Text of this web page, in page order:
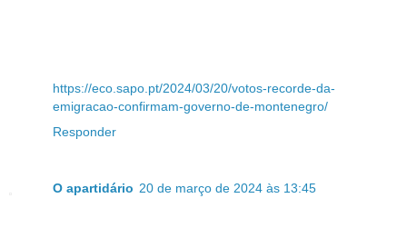
https://eco.sapo.pt/2024/03/20/votos-recorde-da-
emigracao-confirmam-governo-de-montenegro/
Responder
O apartidário 20 de março de 2024 às 13:45